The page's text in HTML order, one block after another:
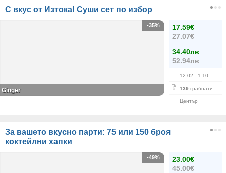
С вкус от Изтока! Суши сет по избор
17.59€
27.07€
34.40лв
52.94лв
12.02 - 1.10
139 грабнати
Център
-35%
Ginger
За вашето вкусно парти: 75 или 150 броя
коктейлни хапки
23.00€
45.00€
-49%